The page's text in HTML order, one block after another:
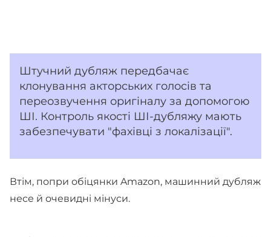
Штучний дубляж передбачає
клонування акторських голосів та
переозвучення оригіналу за допомогою
ШІ. Контроль якості ШІ-дубляжу мають
забезпечувати "фахівці з локалізації".
Втім, попри обіцянки Amazon, машинний дубляж
несе й очевидні мінуси.